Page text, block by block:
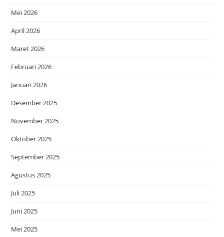
Mei 2026
April 2026
Maret 2026
Februari 2026
Januari 2026
Desember 2025
November 2025
Oktober 2025
September 2025
Agustus 2025
Juli 2025
Juni 2025
Mei 2025